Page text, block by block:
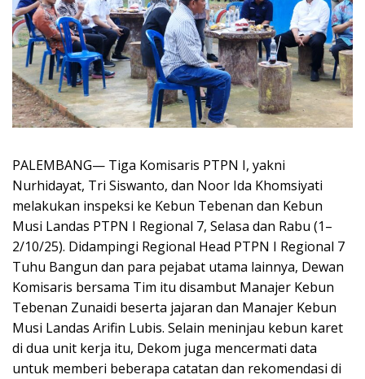
PALEMBANG— Tiga Komisaris PTPN I, yakni
Nurhidayat, Tri Siswanto, dan Noor Ida Khomsiyati
melakukan inspeksi ke Kebun Tebenan dan Kebun
Musi Landas PTPN I Regional 7, Selasa dan Rabu (1–
2/10/25). Didampingi Regional Head PTPN I Regional 7
Tuhu Bangun dan para pejabat utama lainnya, Dewan
Komisaris bersama Tim itu disambut Manajer Kebun
Tebenan Zunaidi beserta jajaran dan Manajer Kebun
Musi Landas Arifin Lubis. Selain meninjau kebun karet
di dua unit kerja itu, Dekom juga mencermati data
untuk memberi beberapa catatan dan rekomendasi di